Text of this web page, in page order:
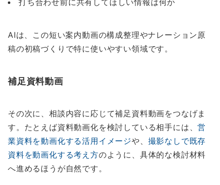
打ち合わせ前に共有してほしい情報は何か
AIは、この短い案内動画の構成整理やナレーション原
稿の初稿づくりで特に使いやすい領域です。
補足資料動画
その次に、相談内容に応じて補足資料動画をつなげま
す。たとえば資料動画化を検討している相手には、営
業資料を動画化する活用イメージや、 撮影なしで既存
資料を動画化する考え方のように、具体的な検討材料
へ進めるほうが自然です。